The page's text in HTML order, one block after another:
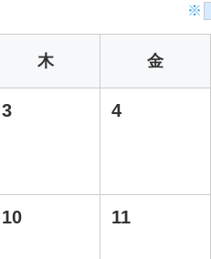
※
木 金
3 4
10 11